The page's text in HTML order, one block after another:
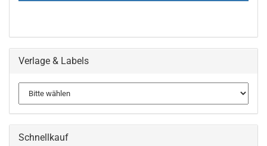
Verlage & Labels
Schnellkauf